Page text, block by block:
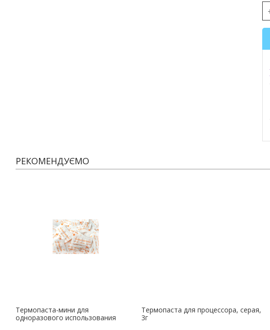
РЕКОМЕНДУЄМО
Термопаста-мини для
одноразового использования
Термопаста для процессора, серая,
3г